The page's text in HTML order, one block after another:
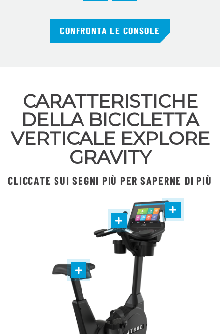
CONFRONTA LE CONSOLE
CARATTERISTICHE
DELLA BICICLETTA
VERTICALE EXPLORE
GRAVITY
CLICCATE SUI SEGNI PIÙ PER SAPERNE DI PIÙ